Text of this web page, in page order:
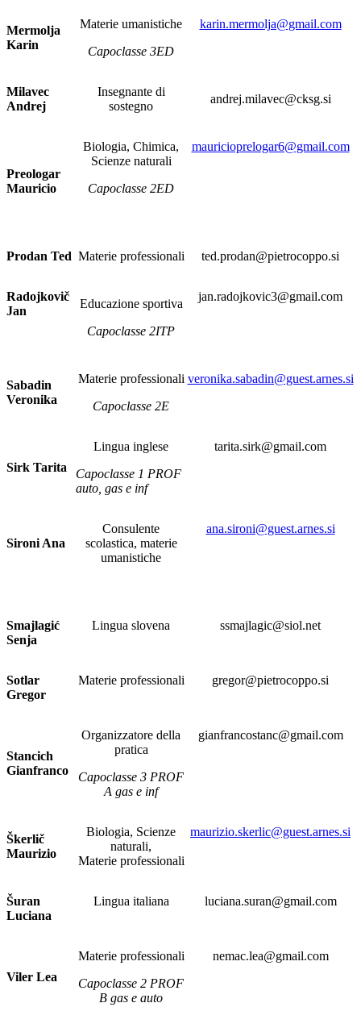
Mermolja
Karin
Materie umanistiche
Capoclasse 3ED
karin.mermolja@gmail.com
Milavec
Andrej
Insegnante di
sostegno
andrej.milavec@cksg.si
Preologar
Mauricio
Biologia, Chimica,
Scienze naturali
Capoclasse 2ED
mauricioprelogar6@gmail.com
Prodan Ted Materie professionali ted.prodan@pietrocoppo.si
Radojkovič
Jan
Educazione sportiva
Capoclasse 2ITP
jan.radojkovic3@gmail.com
Sabadin
Veronika
Materie professionali
Capoclasse 2E
veronika.sabadin@guest.arnes.si
Sirk Tarita
Lingua inglese
Capoclasse 1 PROF
auto, gas e inf
tarita.sirk@gmail.com
Sironi Ana
Consulente
scolastica, materie
umanistiche
ana.sironi@guest.arnes.si
Smajlagić
Senja
Lingua slovena ssmajlagic@siol.net
Sotlar
Gregor
Materie professionali gregor@pietrocoppo.si
Stancich
Gianfranco
Organizzatore della
pratica
Capoclasse 3 PROF
A gas e inf
gianfrancostanc@gmail.com
Škerlič
Maurizio
Biologia, Scienze
naturali,
Materie professionali
maurizio.skerlic@guest.arnes.si
Šuran
Luciana
Lingua italiana luciana.suran@gmail.com
Viler Lea
Materie professionali
Capoclasse 2 PROF
B gas e auto
nemac.lea@gmail.com